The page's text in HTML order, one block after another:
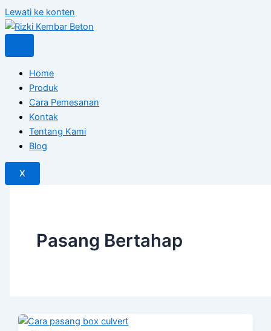
Lewati ke konten
Home
Produk
Cara Pemesanan
Kontak
Tentang Kami
Blog
X
Pasang Bertahap